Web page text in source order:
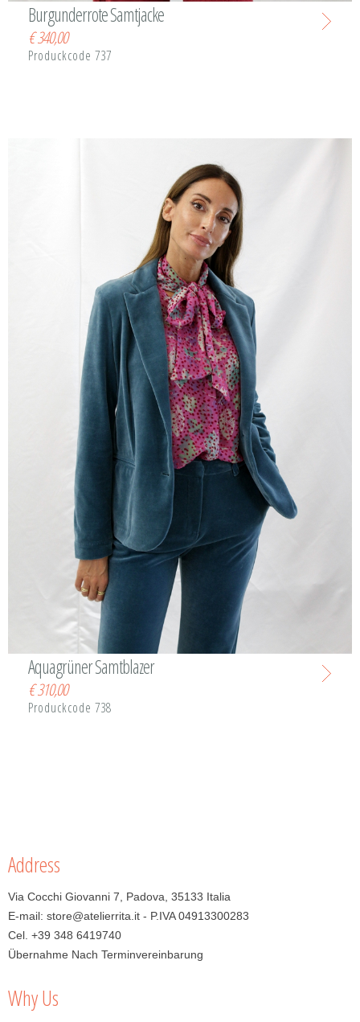
Burgunderrote Samtjacke
€340,00
Produckcode 737
Aquagrüner Samtblazer
€310,00
Produckcode 738
Address
Via Cocchi Giovanni 7, Padova, 35133 Italia
E-mail: store@atelierrita.it - P.IVA 04913300283
Cel. +39 348 6419740
Übernahme Nach Terminvereinbarung
Why Us